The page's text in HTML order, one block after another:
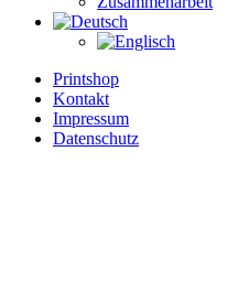
Printshop
Kontakt
Impressum
Datenschutz